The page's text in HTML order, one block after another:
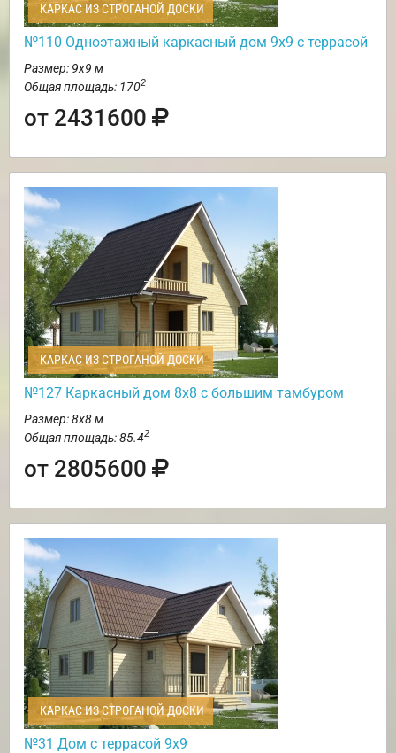
КАРКАС ИЗ СТРОГАНОЙ ДОСКИ
№110 Одноэтажный каркасный дом 9х9 с террасой
Размер: 9х9 м
Общая площадь: 1702
от 2431600
КАРКАС ИЗ СТРОГАНОЙ ДОСКИ
№127 Каркасный дом 8х8 с большим тамбуром
Размер: 8х8 м
Общая площадь: 85.42
от 2805600
КАРКАС ИЗ СТРОГАНОЙ ДОСКИ
№31 Дом с террасой 9х9